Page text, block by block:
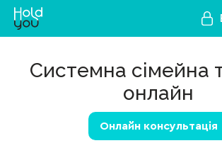
Системна сімейна
онлайн
Онлайн консультація